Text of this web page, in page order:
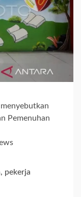
Pemenuhan
pekerja